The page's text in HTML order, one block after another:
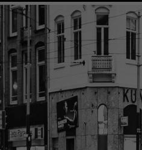
Nieuwstraat 35
2312 KA Leiden
+31(0)71 – 52 84 480
info@kunsthuisleiden.nl
Lees meer